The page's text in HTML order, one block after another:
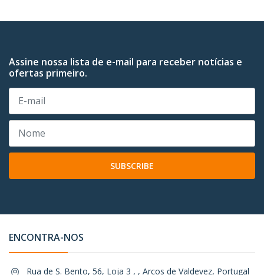
Assine nossa lista de e-mail para receber notícias e
ofertas primeiro.
SUBSCRIBE
ENCONTRA-NOS
Rua de S. Bento, 56, Loja 3 , , Arcos de Valdevez, Portugal